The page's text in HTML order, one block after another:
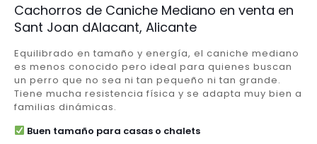
Cachorros de Caniche Mediano en venta en
Sant Joan dAlacant, Alicante
Equilibrado en tamaño y energía, el caniche mediano
es menos conocido pero ideal para quienes buscan
un perro que no sea ni tan pequeño ni tan grande.
Tiene mucha resistencia física y se adapta muy bien a
familias dinámicas.
Buen tamaño para casas o chalets